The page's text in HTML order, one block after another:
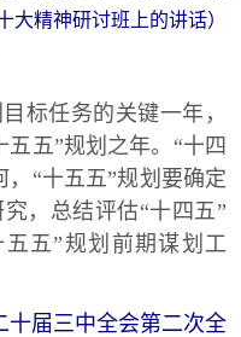
大精神研讨班上的讲话）
任务的关键一年，
五”规划之年。“十四
“十五五”规划要确定
，总结评估“十四五”
五”规划前期谋划工
十届三中全会第二次全